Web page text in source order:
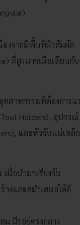
องจากมีพื้นที่ผิวสัมผัส
ที่สูงมากเมื่อเทียบกับ
ตสาหกรรมที่ต้องการแ
Holders), อุปกรณ์
และหัวจับแม่เหล็ก
เมื่อนำมาเรียงกัน
งและสม่ำเสมอได้ดี
มีรูอยู่ตรงกลาง